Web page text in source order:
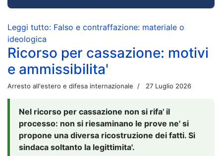
Leggi tutto: Falso e contraffazione: materiale o
ideologica
Ricorso per cassazione: motivi
e ammissibilita'
Arresto all'estero e difesa internazionale 27 Luglio 2026
Nel ricorso per cassazione non si rifa' il
processo: non si riesaminano le prove ne' si
propone una diversa ricostruzione dei fatti. Si
sindaca soltanto la legittimita'.